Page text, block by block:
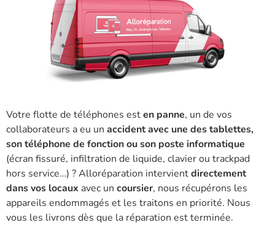
Votre flotte de téléphones esten panne, un de vos
collaborateurs a eu un accident avec une des tablettes,
son téléphone de fonction ou son poste informatique
(écran fissuré, infiltration de liquide, clavier ou trackpad
hors service…) ? Alloréparation intervientdirectement
dans vos locaux avec un coursier, nous récupérons les
appareils endommagés et les traitons en priorité. Nous
vous les livrons dès que la réparation est terminée.